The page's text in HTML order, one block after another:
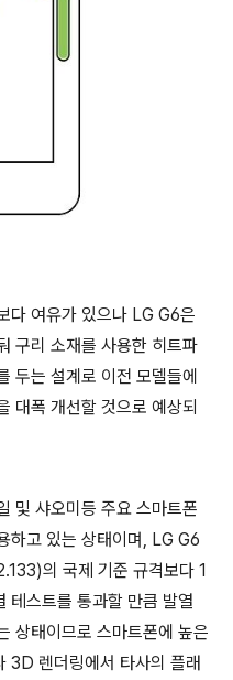
다 여유가 있으나 LG G6은
구리 소재를 사용한 히트파
두는 설계로 이전 모델들에
대폭 개선할 것으로 예상되
및 샤오미등 주요 스마트폰
하고 있는 상태이며, LG G6
의 국제 기준 규격보다 1
테스트를 통과할 만큼 발열
상태이므로 스마트폰에 높은
3D 렌더링에서 타사의 플래